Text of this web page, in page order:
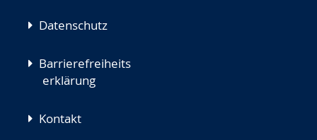
Datenschutz
Barrierefreiheits
erklärung
Kontakt